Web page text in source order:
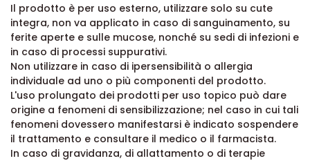
Il prodotto è per uso esterno, utilizzare solo su cute
integra, non va applicato in caso di sanguinamento, su
ferite aperte e sulle mucose, nonché su sedi di infezioni e
in caso di processi suppurativi.
Non utilizzare in caso di ipersensibilità o allergia
individuale ad uno o più componenti del prodotto.
L'uso prolungato dei prodotti per uso topico può dare
origine a fenomeni di sensibilizzazione; nel caso in cui tali
fenomeni dovessero manifestarsi è indicato sospendere
il trattamento e consultare il medico o il farmacista.
In caso di gravidanza, di allattamento o di terapie